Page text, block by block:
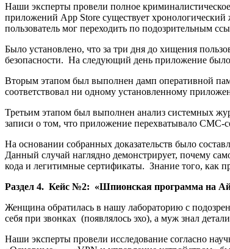
Наши эксперты провели полное
приложений App Store существует
пользователь мог переходить по подозрительным
Было установлено, что за три дня до хищения
безопасности. На следующий день приложение
Вторым этапом был выполнен дамп оперативной
соответствовал ни одному установленному
Третьим этапом был выполнен анализ системных
записи о том, что приложение перехватывало СМС-
На основании собранных доказательств было
Данный случай наглядно демонстрирует, почему
кода и легитимные сертификаты. Знание того, как
Раздел 4. Кейс №2: «Шпионская программа на
Женщина обратилась в нашу лабораторию с
себя при звонках (появлялось эхо), а муж знал
Наши эксперты провели исследование согласно